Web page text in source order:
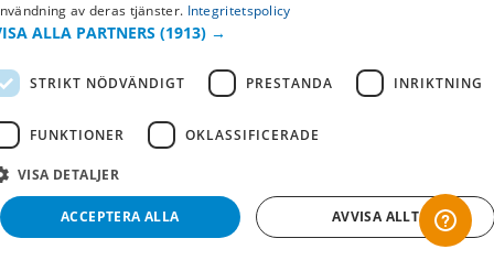
av deras tjänster. Integritetspolicy
ALLA PARTNERS (1913) →
STRIKT NÖDVÄNDIGT PRESTANDA INRIKTNING
FUNKTIONER OKLASSIFICERADE
VISA DETALJER
ACCEPTERA ALLA AVVISA ALLT